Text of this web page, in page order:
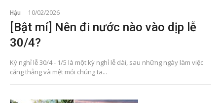
Hậu 10/02/2026
[Bật mí] Nên đi nước nào vào dịp lễ
30/4?
Kỳ nghỉ lễ 30/4 - 1/5 là một kỳ nghỉ lễ dài, sau những ngày làm việc
căng thẳng và mệt mỏi chúng ta...